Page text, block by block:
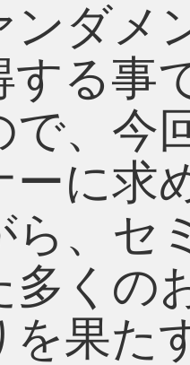
ンダメ
する事
で、今
ーに求
ら、セ
多くの
を果た